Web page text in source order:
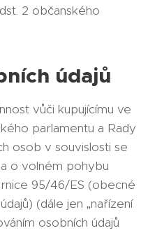
2 občanského
údajů
vůči kupujícímu ve
parlamentu a Rady
osob v souvislosti se
o volném pohybu
95/46/ES (obecné
(dále jen „nařízení
osobních údajů